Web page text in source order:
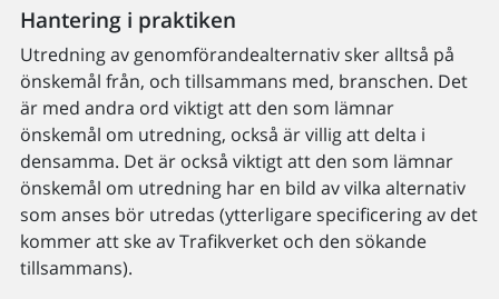
Hantering i praktiken
Utredning av genomförandealternativ sker alltså på
önskemål från, och tillsammans med, branschen. Det
är med andra ord viktigt att den som lämnar
önskemål om utredning, också är villig att delta i
densamma. Det är också viktigt att den som lämnar
önskemål om utredning har en bild av vilka alternativ
som anses bör utredas (ytterligare specificering av det
kommer att ske av Trafikverket och den sökande
tillsammans).